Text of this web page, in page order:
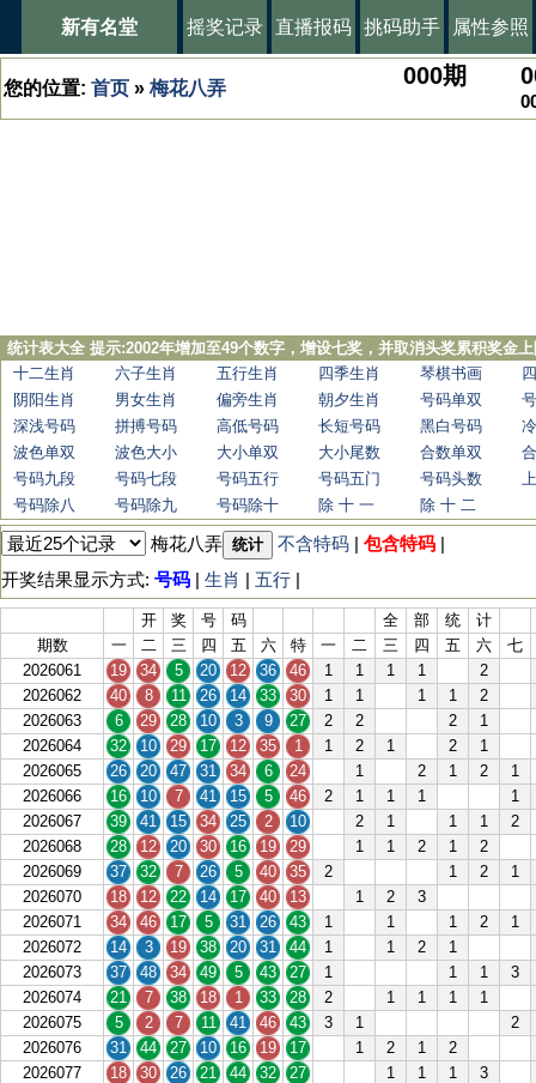
新有名堂 摇奖记录 直播报码 挑码助手 属性参照
您的位置: 首页 » 梅花八弄 000期
统计表大全 提示:2002年增加至49个数字，增设七奖，并取消头奖累积奖金
十二生肖
六子生肖 五行生肖 四季生肖 琴棋书画
阴阳生肖
男女生肖 偏旁生肖 朝夕生肖 号码单双
深浅号码
拼搏号码 高低号码 长短号码 黑白号码
波色单双
波色大小 大小单双 大小尾数 合数单双
号码九段
号码七段 号码五行 号码五门 号码头数
号码除八
号码除九 号码除十 除 十 一 除 十 二
梅花八弄 统计 不含特码 | 包含特码 |
开奖结果显示方式: 号码 | 生肖 | 五行 |
开 奖 号 码 全 部 统
计
期数
一 二 三 四 五 六 特 一 二 三 四 五 六
七
2026061
19 34 5 20 12 36 46 1 1 1 1
2
2026062
40 8 11 26 14 33 30 1 1 1 1
2
2026063
6 29 28 10 3 9 27 2 2 2
1
2026064
32 10 29 17 12 35 1 1 2 1 2
1
2026065
26 20 47 31 34 6 24 1 2 1 2
1
2026066
16 10 7 41 15 5 46 2 1 1 1
1
2026067
39 41 15 34 25 2 10 2 1 1 1
2
2026068
28 12 20 30 16 19 29 1 1 2 1
2
2026069
37 32 7 26 5 40 35 2 1 2
1
2026070
18 12 22 14 17 40 13 1 2
3
2026071
34 46 17 5 31 26 43 1 1 1 2
1
2026072
14 3 19 38 20 31 44 1 1 2
1
2026073
37 48 34 49 5 43 27 1 1 1
3
2026074
21 7 38 18 1 33 28 2 1 1 1
1
2026075
5 2 7 11 41 46 43 3 1
2
2026076
31 44 27 10 16 19 17 1 2 1
2
2026077
18 30 26 21 44 32 27 1 1 1
3